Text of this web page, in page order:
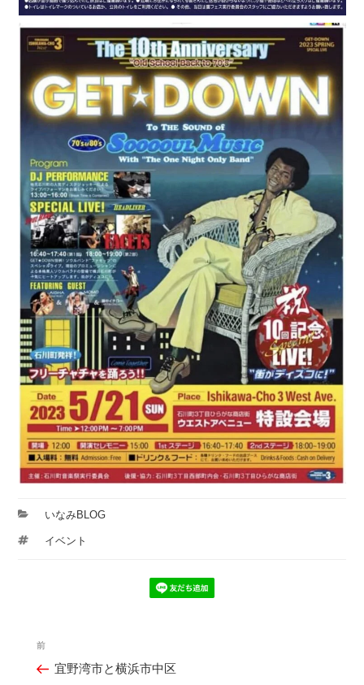
カ
ゴ
いなみBLOG
タ
イベント
過
去
前
宜野湾市と横浜市中区